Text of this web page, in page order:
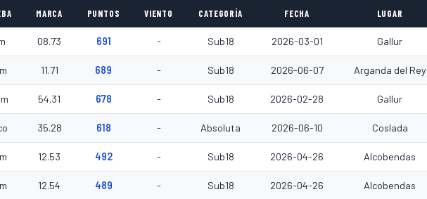
MARCA PUNTOS VIENTO CATEGORÍA FECHA LUGAR
08.73 691 - Sub18 2026-03-01 Gallur
11.71 689 - Sub18 2026-06-07 Arganda del Rey
54.31 678 - Sub18 2026-02-28 Gallur
35.28 618 - Absoluta 2026-06-10 Coslada
12.53 492 - Sub18 2026-04-26 Alcobendas
12.54 489 - Sub18 2026-04-26 Alcobendas